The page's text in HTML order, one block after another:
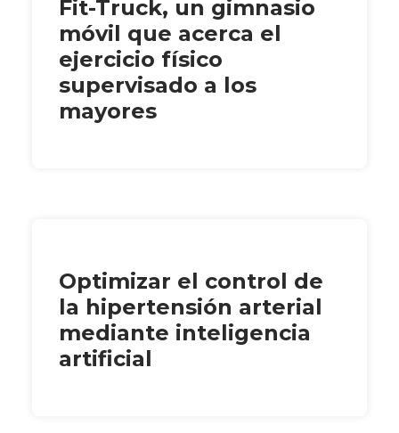
Fit-Truck, un gimnasio
móvil que acerca el
ejercicio físico
supervisado a los
mayores
Optimizar el control de
la hipertensión arterial
mediante inteligencia
artificial